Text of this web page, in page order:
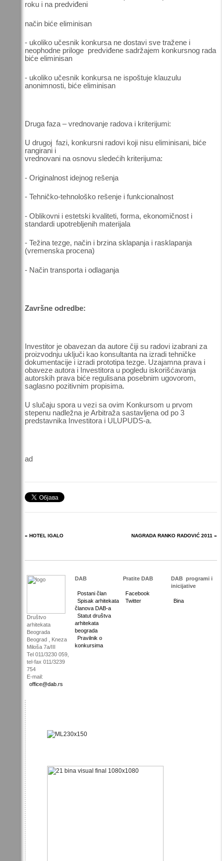
roku i na predviđeni
način biće eliminisan
- ukoliko učesnik konkursa ne dostavi sve tražene i
neophodne priloge predviđene sadržajem konkursnog rada
biće eliminisan
- ukoliko učesnik konkursa ne ispoštuje klauzulu
anonimnosti, biće eliminisan
Druga faza – vrednovanje radova i kriterijumi:
U drugoj fazi, konkursni radovi koji nisu eliminisani, biće
rangirani i
vrednovani na osnovu sledećih kriterijuma:
- Originalnost idejnog rešenja
- Tehničko-tehnološko rešenje i funkcionalnost
- Oblikovni i estetski kvaliteti, forma, ekonomičnost i
standardi upotrebljenih materijala
- Težina tezge, način i brzina sklapanja i rasklapanja
(vremenska procena)
- Način transporta i odlaganja
Završne odredbe:
Investitor je obavezan da autore čiji su radovi izabrani za
proizvodnju uključi kao konsultanta na izradi tehničke
dokumentacije i izradi prototipa tezge. Uzajamna prava i
obaveze autora i Investitora u pogledu iskorišćavanja
autorskih prava biće regulisana posebnim ugovorom,
saglasno pozitivnim propisima.
U slučaju spora u vezi sa ovim Konkursom u prvom
stepenu nadležna je Arbitraža sastavljena od po 3
predstavnika Investitora i ULUPUDS-a.
ad
« HOTEL IGALO NAGRADA RANKO RADOVIĆ 2011 »
Društvo
arhitekata
Beograda
Beograd , Kneza
Miloša 7a/III
Tel 011/3230 059,
tel-fax 011/3239
754
E-mail:
office@dab.rs
DAB
Postani član
Spisak arhitekata
članova DAB-a
Statut društva
arhitekata
beograda
Pravilnik o
konkursima
Pratite DAB
Facebook
Twitter
DAB programi i
inicijative
Bina